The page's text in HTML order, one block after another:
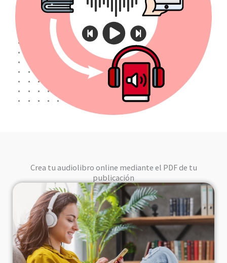
Crea tu audiolibro online mediante el PDF de tu
publicación